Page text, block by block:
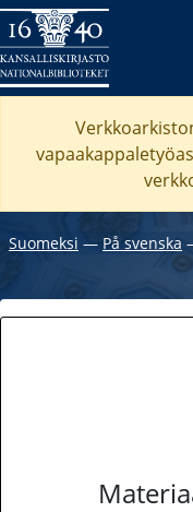
Suomeksi ― På svenska